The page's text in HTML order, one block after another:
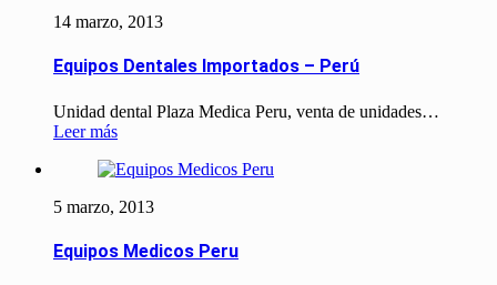
14 marzo, 2013
Equipos Dentales Importados – Perú
Unidad dental Plaza Medica Peru, venta de unidades…
Leer más
5 marzo, 2013
Equipos Medicos Peru